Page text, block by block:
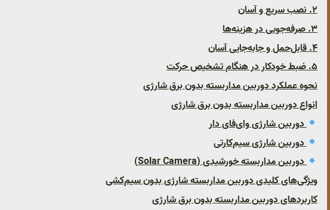
۲. نصب سریع و آسان
۳. صرفه‌جویی در هزینه‌ها
۴. قابل‌حمل و جابه‌جایی آسان
۵. ضبط خودکار در هنگام تشخیص حرکت
نحوه عملکرد دوربین مداربسته بدون برق شارژی
انواع دوربین مداربسته بدون برق شارژی
دوربین شارژی وای‌فای دار
دوربین شارژی سیم‌کارتی
دوربین مداربسته خورشیدی (Solar Camera)
ویژگی‌های کلیدی دوربین مداربسته شارژی بدون سیم‌کشی
کاربردهای دوربین مداربسته بدون برق شارژی